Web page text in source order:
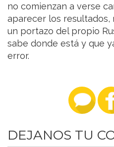
no comienzan a verse
aparecer los
un portazo del propio
sabe donde está y que
error.
DEJANOS TU